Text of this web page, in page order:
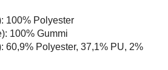
100% Polyester
100% Gummi
60,9% Polyester, 37,1% PU, 2%